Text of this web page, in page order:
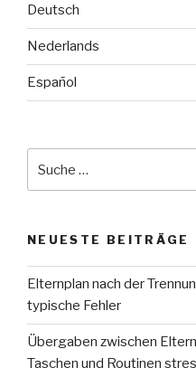
Deutsch
Nederlands
Español
NEUESTE BEITRÄGE
Elternplan nach der
typische Fehler
Übergaben zwischen
Taschen und Routinen